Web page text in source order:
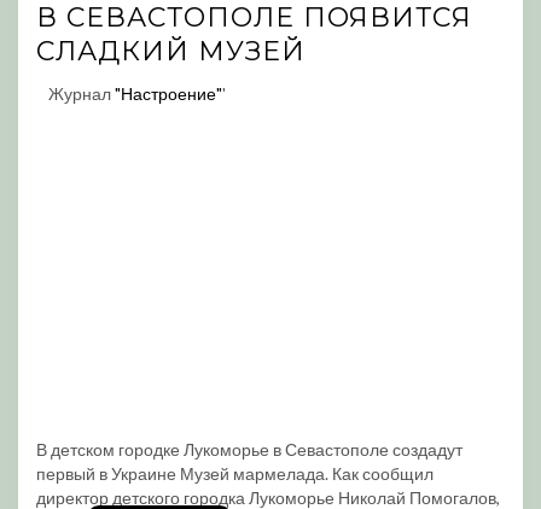
В СЕВАСТОПОЛЕ ПОЯВИТСЯ
СЛАДКИЙ МУЗЕЙ
Журнал"Настроение"'
В детском городке Лукоморье в Севастополе создадут
первый в Украине Музей мармелада. Как сообщил
директор детского городка Лукоморье Николай Помогалов,